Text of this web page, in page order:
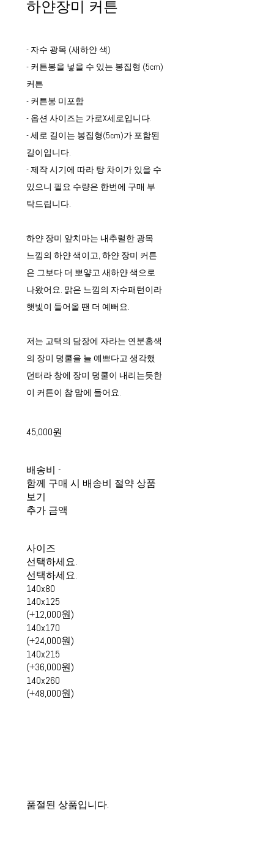
하얀장미 커튼
- 자수 광목 (새하얀 색)
- 커튼봉을 넣을 수 있는 봉집형 (5cm)
커튼
- 커튼봉 미포함
- 옵션 사이즈는 가로X세로입니다.
- 세로 길이는 봉집형(5cm)가 포함된
길이입니다.
- 제작 시기에 따라 탕 차이가 있을 수
있으니 필요 수량은 한번에 구매 부
탁드립니다.
하얀 장미 앞치마는 내추럴한 광목
느낌의 하얀 색이고, 하얀 장미 커튼
은 그보다 더 뽀얗고 새하얀 색으로
나왔어요. 맑은 느낌의 자수패턴이라
햇빛이 들어올 땐 더 예뻐요.
저는 고택의 담장에 자라는 연분홍색
의 장미 덩쿨을 늘 예쁘다고 생각했
던터라 창에 장미 덩쿨이 내리는듯한
이 커튼이 참 맘에 들어요.
45,000원
배송비 -
함께 구매 시 배송비 절약 상품
보기
추가 금액
사이즈
선택하세요.
선택하세요.
140x80
140x125
(+12,000원)
140x170
(+24,000원)
140x215
(+36,000원)
140x260
(+48,000원)
품절된 상품입니다.